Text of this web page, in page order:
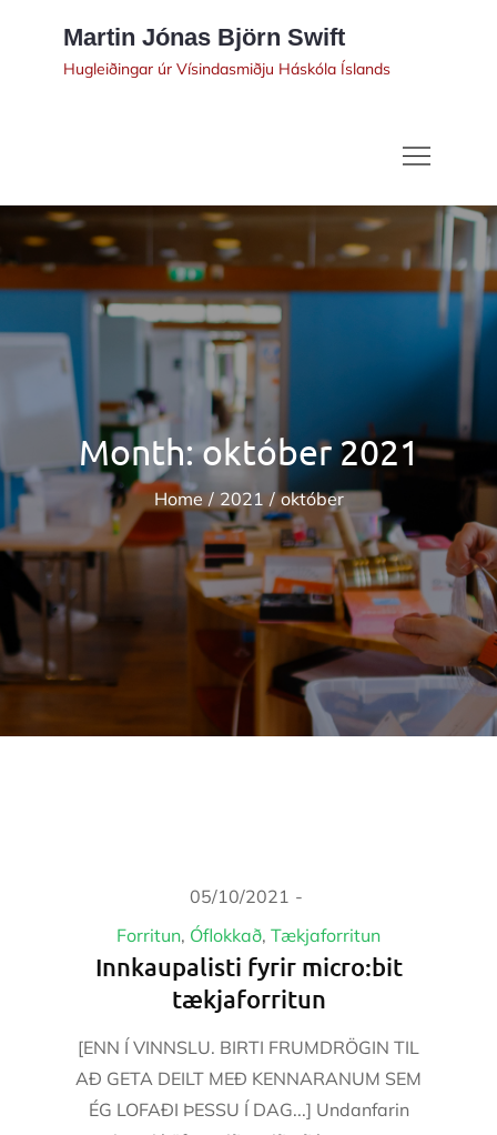
Martin Jónas Björn Swift
Hugleiðingar úr Vísindasmiðju Háskóla Íslands
Month:október 2021
Home 2021 október
Posted
on
05/10/2021
Forritun Óflokkað Tækjaforritun
Innkaupalisti fyrir micro:bit
tækjaforritun
[ENN Í VINNSLU. BIRTI FRUMDRÖGIN TIL
AÐ GETA DEILT MEÐ KENNARANUM SEM
ÉG LOFAÐI ÞESSU Í DAG...] Undanfarin